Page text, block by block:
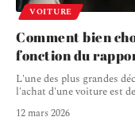
VOITURE
Comment bien
fonction du
L'une des plus grandes
l'achat d'une voiture est
12 mars 2026